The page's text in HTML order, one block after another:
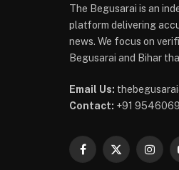
The Begusarai is an
platform delivering
news. We focus on
Begusarai and Bihar
Email Us:
Contact: +91
Facebook
X